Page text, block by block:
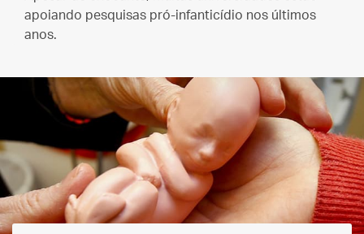
apoiando pesquisas pró-infanticídio nos últimos
anos.